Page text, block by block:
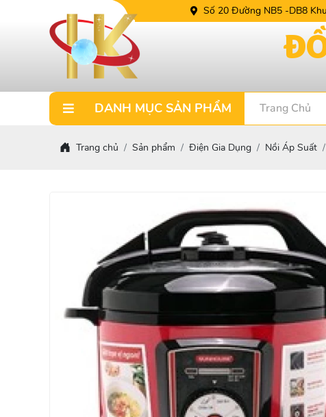
Số 20 Đường NB5 -DB8
DANH MỤC SẢN PHẨM Trang Chủ
Trang chủ Sản phẩm Điện Gia Dụng Nồi Áp Suất